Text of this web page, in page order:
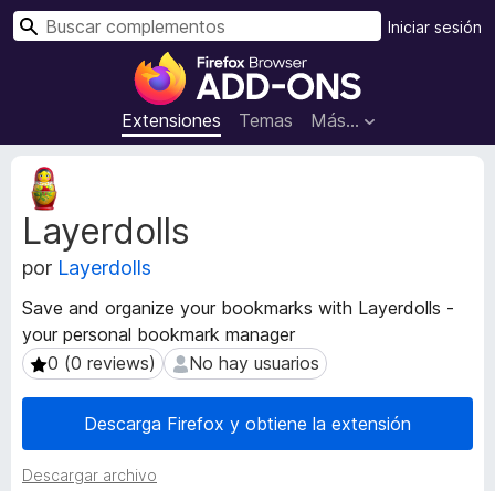
B
u
s
c
e
c
o
m
l
Extensiones Temas Más...
Iniciar sesión
B
Layerdolls
por Layerdolls
Save and organize your bookmarks with Layerdolls -
your personal bookmark manager
0 (0 reviews)
0 (0 reviews) No hay usuarios
No hay usuarios
Descarga Firefox y obtiene la extensión
Descargar archivo
M
e
t
a
d
t
a
d
e
e
x